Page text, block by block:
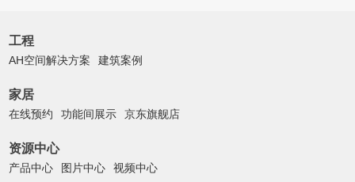
工程
AH空间解决方案 建筑案例
家居
在线预约 功能间展示 京东旗舰店
资源中心
产品中心 图片中心 视频中心